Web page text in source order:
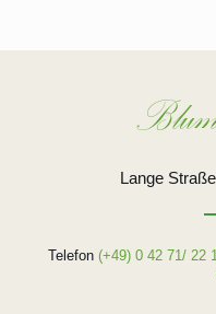
Lange
Telefon (+49) 0 42 71/ 22